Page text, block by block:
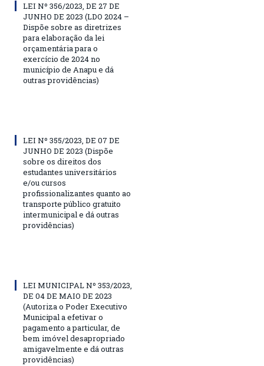
LEI Nº 356/2023, DE 27 DE
JUNHO DE 2023 (LDO 2024 –
Dispõe sobre as diretrizes
para elaboração da lei
orçamentária para o
exercício de 2024 no
município de Anapu e dá
outras providências)
LEI Nº 355/2023, DE 07 DE
JUNHO DE 2023 (Dispõe
sobre os direitos dos
estudantes universitários
e/ou cursos
profissionalizantes quanto ao
transporte público gratuito
intermunicipal e dá outras
providências)
LEI MUNICIPAL Nº 353/2023,
DE 04 DE MAIO DE 2023
(Autoriza o Poder Executivo
Municipal a efetivar o
pagamento a particular, de
bem imóvel desapropriado
amigavelmente e dá outras
providências)